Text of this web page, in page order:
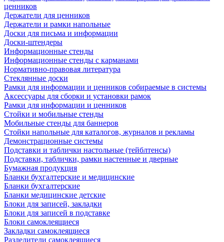
ценников
Держатели для ценников
Держатели и рамки напольные
Доски для письма и информации
Доски-штендеры
Информационные стенды
Информационные стенды с карманами
Нормативно-правовая литература
Стеклянные доски
Рамки для информации и ценников собираемые в системы
Аксессуары для сборки и установки рамок
Рамки для информации и ценников
Стойки и мобильные стенды
Мобильные стенды для баннеров
Стойки напольные для каталогов, журналов и рекламы
Демонстрационные системы
Подставки и таблички настольные (тейблтенсы)
Подставки, таблички, рамки настенные и дверные
Бумажная продукция
Бланки бухгалтерские и медицинские
Бланки бухгалтерские
Бланки медицинские детские
Блоки для записей, закладки
Блоки для записей в подставке
Блоки самоклеящиеся
Закладки самоклеящиеся
Разделители самоклеящиеся